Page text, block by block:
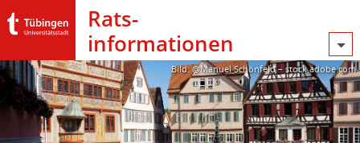
Rats­
informationen
Bild: @Manuel Schönfeld – stock.adobe.com